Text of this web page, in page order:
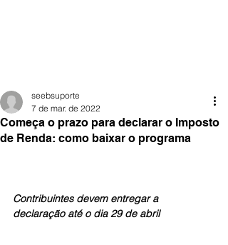
Começa o prazo para declarar o Imposto
de Renda: como baixar o programa
seebsuporte
7 de mar. de 2022
Contribuintes devem entregar a
declaração até o dia 29 de abril